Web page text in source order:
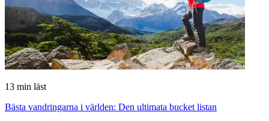
13 min läst
Bästa vandringarna i världen: Den ultimata bucket listan